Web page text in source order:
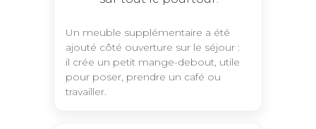
Un meuble supplémentaire a été
ajouté côté ouverture sur le séjour :
il crée un petit mange-debout, utile
pour poser, prendre un café ou
travailler.